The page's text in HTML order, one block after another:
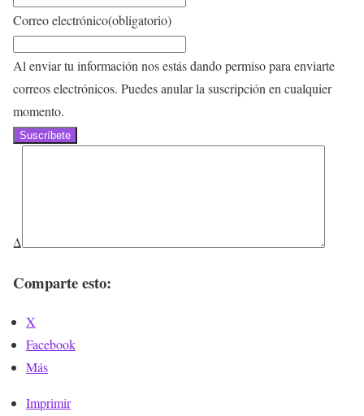
Correo electrónico(obligatorio)
Al enviar tu información nos estás dando permiso para enviarte
correos electrónicos. Puedes anular la suscripción en cualquier
momento.
Suscríbete
Δ
Comparte esto:
X
Facebook
Más
Imprimir